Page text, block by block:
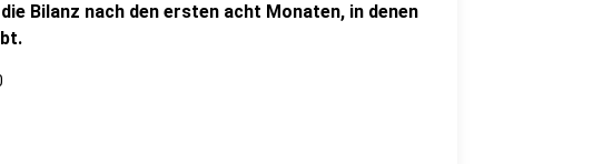
Bilanz nach den ersten acht Monaten, in denen